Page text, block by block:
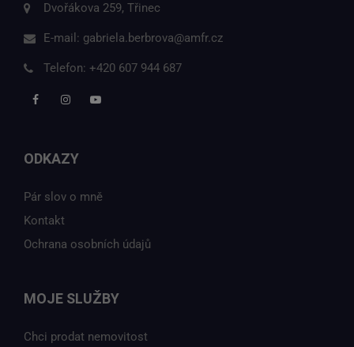
Dvořákova 259, Třinec
E-mail: gabriela.berbrova@amfr.cz
Telefon: +420 607 944 687
ODKAZY
Pár slov o mně
Kontakt
Ochrana osobních údajů
MOJE SLUŽBY
Chci prodat nemovitost